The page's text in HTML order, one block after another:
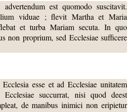
est quomodo suscitavit.
viduae ; flevit Martha et Maria
et turba Mariam secuta. In quo
non proprium, sed Ecclesiae sufficere
esse et ad Ecclesiae unitatem
succurrat, nisi quod deest
de manibus inimici non eripietur